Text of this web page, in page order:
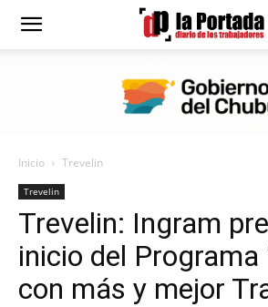
Diario
Portada
Inicio Trevelin
Trevelin
Trevelin: Ingram
inicio del Programa
con más y mejor